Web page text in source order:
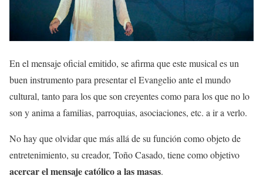
En el mensaje oficial emitido, se afirma que este musical es un
buen instrumento para presentar el Evangelio ante el mundo
cultural, tanto para los que son creyentes como para los que no lo
son y anima a familias, parroquias, asociaciones, etc. a ir a verlo.
No hay que olvidar que más allá de su función como objeto de
entretenimiento, su creador, Toño Casado, tiene como objetivo
acercar el mensaje católico a las masas.